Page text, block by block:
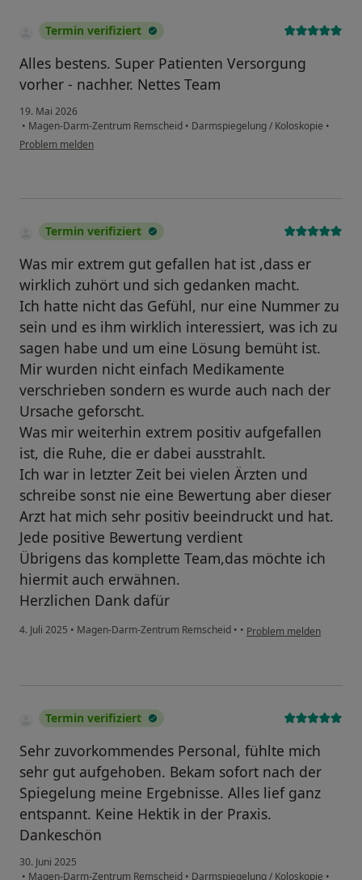
Termin verifiziert
Alles bestens. Super Patienten Versorgung
vorher - nachher. Nettes Team
19. Mai 2026
• Magen-Darm-Zentrum Remscheid • Darmspiegelung / Koloskopie •
Problem melden
Termin verifiziert
Was mir extrem gut gefallen hat ist ,dass er
wirklich zuhört und sich gedanken macht.
Ich hatte nicht das Gefühl, nur eine Nummer zu
sein und es ihm wirklich interessiert, was ich zu
sagen habe und um eine Lösung bemüht ist.
Mir wurden nicht einfach Medikamente
verschrieben sondern es wurde auch nach der
Ursache geforscht.
Was mir weiterhin extrem positiv aufgefallen
ist, die Ruhe, die er dabei ausstrahlt.
Ich war in letzter Zeit bei vielen Ärzten und
schreibe sonst nie eine Bewertung aber dieser
Arzt hat mich sehr positiv beeindruckt und hat.
Jede positive Bewertung verdient
Übrigens das komplette Team,das möchte ich
hiermit auch erwähnen.
Herzlichen Dank dafür
4. Juli 2025 • Magen-Darm-Zentrum Remscheid • • Problem melden
Termin verifiziert
Sehr zuvorkommendes Personal, fühlte mich
sehr gut aufgehoben. Bekam sofort nach der
Spiegelung meine Ergebnisse. Alles lief ganz
entspannt. Keine Hektik in der Praxis.
Dankeschön
30. Juni 2025
• Magen-Darm-Zentrum Remscheid • Darmspiegelung / Koloskopie •